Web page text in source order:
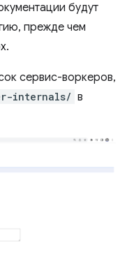
будут
прежде чем
сервис-воркеров,
internals/ в